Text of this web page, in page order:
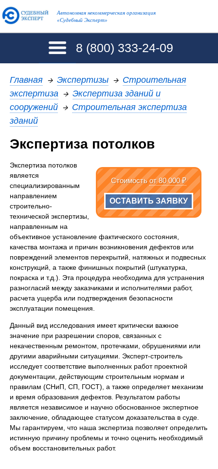
Автономная некоммерческая организация
«Судебный Эксперт»
8 (800) 333-24-09
Главная → Экспертизы → Строительная
экспертиза → Экспертиза зданий и
сооружений → Строительная экспертиза
зданий
Экспертиза потолков
Стоимостьот 80 000 ₽
ОСТАВИТЬ ЗАЯВКУ
Экспертиза потолков
является
специализированным
направлением
строительно-
технической экспертизы,
направленным на
объективное установление фактического состояния,
качества монтажа и причин возникновения дефектов или
повреждений элементов перекрытий, натяжных и подвесных
конструкций, а также финишных покрытий (штукатурка,
покраска и т.д.). Эта процедура необходима для устранения
разногласий между заказчиками и исполнителями работ,
расчета ущерба или подтверждения безопасности
эксплуатации помещения.
Данный вид исследования имеет критически важное
значение при разрешении споров, связанных с
некачественным ремонтом, протечками, обрушениями или
другими аварийными ситуациями. Эксперт-строитель
исследует соответствие выполненных работ проектной
документации, действующим строительным нормам и
правилам (СНиП, СП, ГОСТ), а также определяет механизм
и время образования дефектов. Результатом работы
является независимое и научно обоснованное экспертное
заключение, обладающее статусом доказательства в суде.
Мы гарантируем, что наша экспертиза позволяет определить
истинную причину проблемы и точно оценить необходимый
объем восстановительных работ.